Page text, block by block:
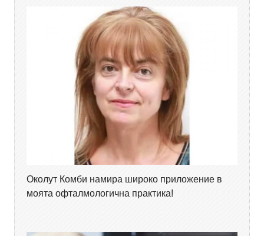
Околут Комби намира широко приложение в
моята офталмологична практика!